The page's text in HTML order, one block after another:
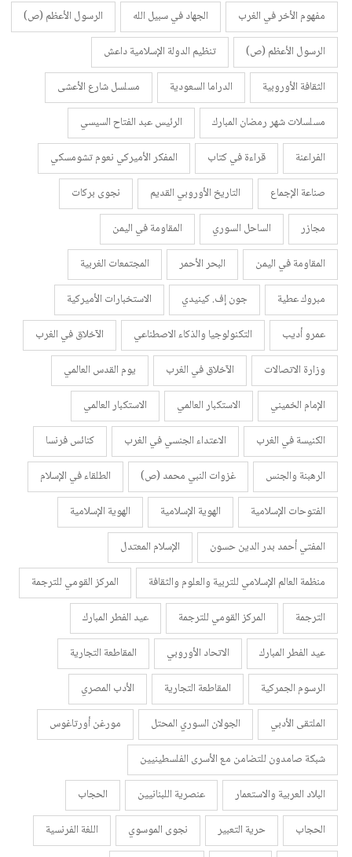
مفهوم الأخر في الغرب
الجهاد في سبيل الله
الرسول الأعظم (ص)
الرسول الأعظم (ص)
تنظيم الدولة الإسلامية داعش
الثقافة الأوروبية
الدراما السعودية
مسلسل شارع الأعشى
مسلسلات شهر رمضان المبارك
الرئيس عبد الفتاح السيسي
الفراعنة
قراءة في كتاب
المفكر الأميركي نعوم تشومسكي
صناعة الإجماع
التاريخ الأوروبي القديم
نجوى بركات
مجازر
الساحل السوري
المقاومة في اليمن
المقاومة في اليمن
البحر الأحمر
المجتمعات الغربية
مبروك عطية
جون إف. كينيدي
الاستخبارات الأميركية
عمرو أديب
التكنولوجيا والذكاء الاصطناعي
الآخلاق في الغرب
وزارة الاتصالات
الآخلاق في الغرب
يوم القدس العالمي
الإمام الخميني
الاستكبار العالمي
الاستكبار العالمي
الكنيسة في الغرب
الاعتداء الجنسي في الغرب
كنائس فرنسا
الرهبنة والجنس
غزوات النبي محمد (ص)
الطلقاء في الإسلام
الفتوحات الإسلامية
الهوية الإسلامية
الهوية الإسلامية
المفتي أحمد بدر الدين حسون
الإسلام المعتدل
منظمة العالم الإسلامي للتربية والعلوم والثقافة
المركز القومي للترجمة
الترجمة
المركز القومي للترجمة
عيد الفطر المبارك
عيد الفطر المبارك
الاتحاد الأوروبي
المقاطعة التجارية
الرسوم الجمركية
المقاطعة التجارية
الأدب المصري
الملتقى الأدبي
الجولان السوري المحتل
مورغن أورتاغوس
شبكة صامدون للتضامن مع الأسرى الفلسطينيين
البلاد العربية والاستعمار
عنصرية اللبنانيين
الحجاب
الحجاب
حرية التعبير نجوى الموسوي
اللغة الفرنسية